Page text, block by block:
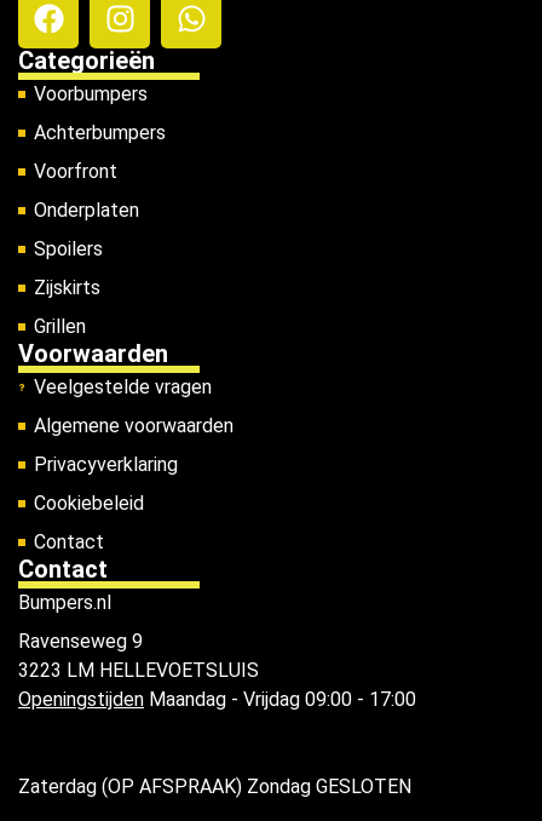
Categorieën
Voorbumpers
Achterbumpers
Voorfront
Onderplaten
Spoilers
Zijskirts
Grillen
Voorwaarden
Veelgestelde vragen
Algemene voorwaarden
Privacyverklaring
Cookiebeleid
Contact
Contact
Bumpers.nl
Ravenseweg 9
3223 LM HELLEVOETSLUIS
Openingstijden Maandag - Vrijdag 09:00 - 17:00
Zaterdag (OP AFSPRAAK) Zondag GESLOTEN